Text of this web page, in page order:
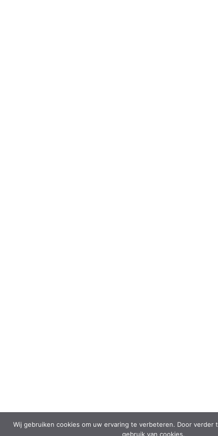
Wij gebruiken cookies om uw ervaring te verbeteren. Door verder
gebruik van cookies.